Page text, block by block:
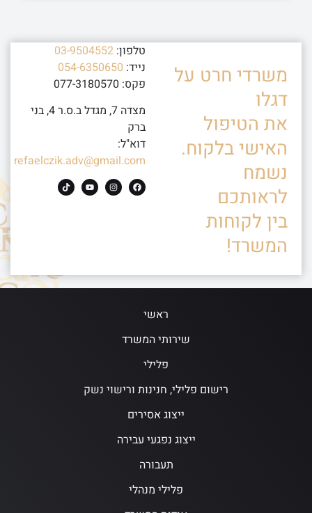
משרדי חרט על
דגלו
את הטיפול
האישי בלקוח.
נשמח
לראותכם
בין לקוחות
המשרד!
טלפון: 03-9504552
נייד: 054-6350650
פקס: 077-3180570
מצדה 7, מגדל ב.ס.ר 4, בני
ברק
דוא"ל:
refaelczik.adv@gmail.com
ראשי
שירותי המשרד
פלילי
רישום פלילי, חנינות ורישוי נשק
ייצוג אסירים
ייצוג נפגעי עבירה
תעבורה
פלילי מנהלי